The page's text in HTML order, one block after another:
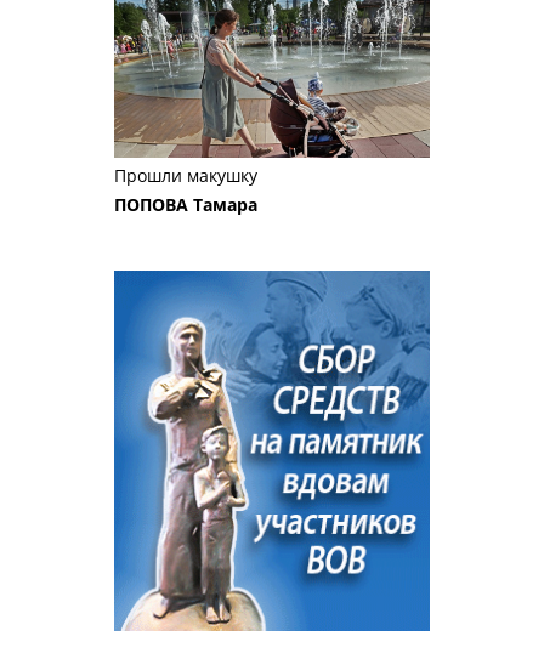
Прошли макушку
ПОПОВА Тамара